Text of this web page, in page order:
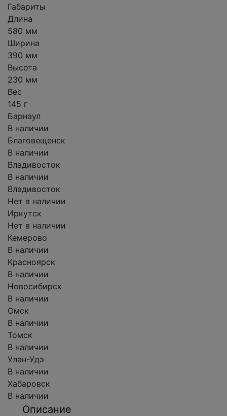
Габариты
Длина
580 мм
Ширина
390 мм
Высота
230 мм
Вес
145 г
Барнаул
В наличии
Благовещенск
В наличии
Владивосток
В наличии
Владивосток
Нет в наличии
Иркутск
Нет в наличии
Кемерово
В наличии
Красноярск
В наличии
Новосибирск
В наличии
Омск
В наличии
Томск
В наличии
Улан-Удэ
В наличии
Хабаровск
В наличии
Описание